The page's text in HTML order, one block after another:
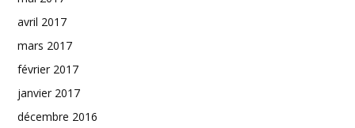
avril 2017
mars 2017
février 2017
janvier 2017
décembre 2016